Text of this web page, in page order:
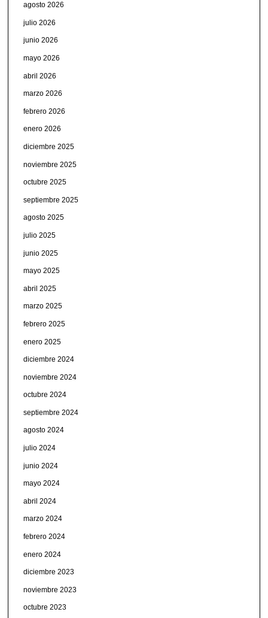
agosto 2026
julio 2026
junio 2026
mayo 2026
abril 2026
marzo 2026
febrero 2026
enero 2026
diciembre 2025
noviembre 2025
octubre 2025
septiembre 2025
agosto 2025
julio 2025
junio 2025
mayo 2025
abril 2025
marzo 2025
febrero 2025
enero 2025
diciembre 2024
noviembre 2024
octubre 2024
septiembre 2024
agosto 2024
julio 2024
junio 2024
mayo 2024
abril 2024
marzo 2024
febrero 2024
enero 2024
diciembre 2023
noviembre 2023
octubre 2023